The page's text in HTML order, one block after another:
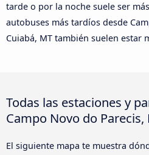
tarde o por la noche suele ser
autobuses más tardíos desde
Cuiabá, MT también suelen estar
Todas las estaciones y
Campo Novo do Parecis,
El siguiente mapa te muestra